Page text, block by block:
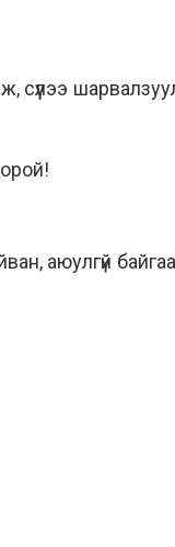
сүүлээ
аюулгүй